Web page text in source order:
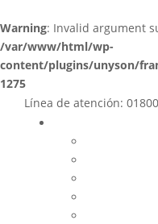
Warning: Invalid argument
/var/www/html/wp-
content/plugins/unyson/
1275
Línea de atención: